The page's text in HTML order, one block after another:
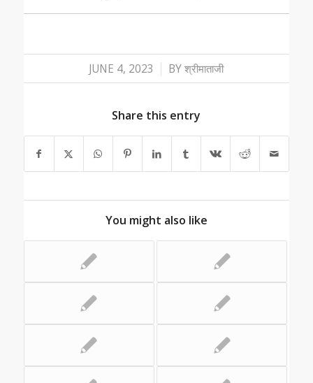
JUNE 4, 2023
/ BYश्रीमाताजी
Share this entry
You might also like